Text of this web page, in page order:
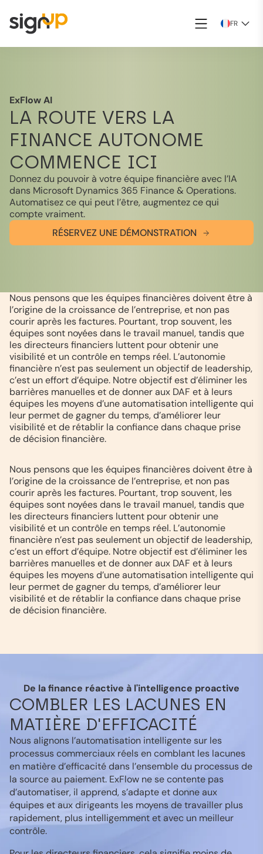
FR
ExFlow AI
LA ROUTE VERS LA
FINANCE AUTONOME
COMMENCE ICI
Donnez du pouvoir à votre équipe financière avec l’IA
dans Microsoft Dynamics 365 Finance & Operations.
Automatisez ce qui peut l’être, augmentez ce qui
compte vraiment.
RÉSERVEZ UNE DÉMONSTRATION
Nous pensons que les équipes financières doivent être à
l’origine de la croissance de l’entreprise, et non pas
courir après les factures. Pourtant, trop souvent, les
équipes sont noyées dans le travail manuel, tandis que
les directeurs financiers luttent pour obtenir une
visibilité et un contrôle en temps réel. L’autonomie
financière n’est pas seulement un objectif de leadership,
c’est un effort d’équipe. Notre objectif est d’éliminer les
barrières manuelles et de donner aux DAF et à leurs
équipes les moyens d’une automatisation intelligente qui
leur permet de gagner du temps, d’améliorer leur
visibilité et de rétablir la confiance dans chaque prise
de décision financière.
Nous pensons que les équipes financières doivent être à
l’origine de la croissance de l’entreprise, et non pas
courir après les factures. Pourtant, trop souvent, les
équipes sont noyées dans le travail manuel, tandis que
les directeurs financiers luttent pour obtenir une
visibilité et un contrôle en temps réel. L’autonomie
financière n’est pas seulement un objectif de leadership,
c’est un effort d’équipe. Notre objectif est d’éliminer les
barrières manuelles et de donner aux DAF et à leurs
équipes les moyens d’une automatisation intelligente qui
leur permet de gagner du temps, d’améliorer leur
visibilité et de rétablir la confiance dans chaque prise
de décision financière.
De la finance réactive à l'intelligence proactive
COMBLER LES LACUNES EN
MATIÈRE D'EFFICACITÉ
Nous alignons l’automatisation intelligente sur les
processus commerciaux réels en comblant les lacunes
en matière d’efficacité dans l’ensemble du processus de
la source au paiement. ExFlow ne se contente pas
d’automatiser, il apprend, s’adapte et donne aux
équipes et aux dirigeants les moyens de travailler plus
rapidement, plus intelligemment et avec un meilleur
contrôle.